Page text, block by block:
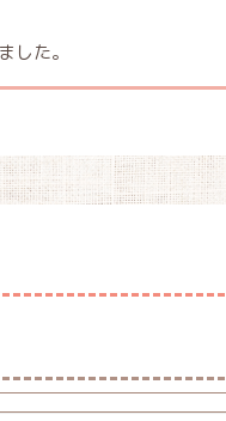
した。